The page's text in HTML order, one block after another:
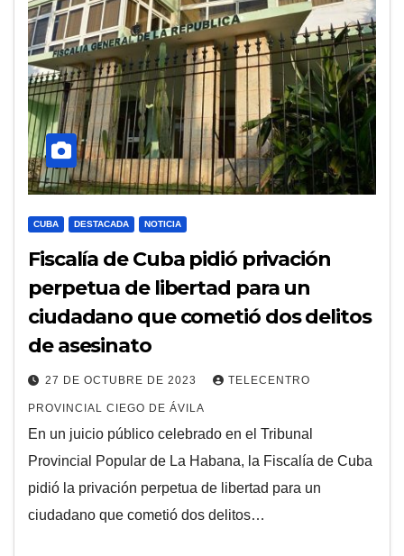
CUBA DESTACADA NOTICIA
Fiscalía de Cuba pidió privación
perpetua de libertad para un
ciudadano que cometió dos delitos
de asesinato
27 DE OCTUBRE DE 2023 TELECENTRO
PROVINCIAL CIEGO DE ÁVILA
En un juicio público celebrado en el Tribunal
Provincial Popular de La Habana, la Fiscalía de Cuba
pidió la privación perpetua de libertad para un
ciudadano que cometió dos delitos…